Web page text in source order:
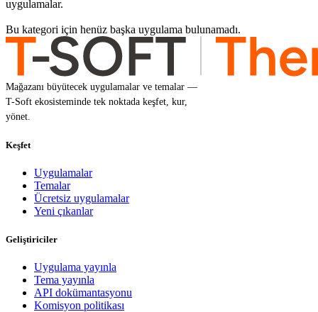
uygulamalar.
Bu kategori için henüz başka uygulama bulunamadı.
Mağazanı büyütecek uygulamalar ve temalar —
T-Soft ekosisteminde tek noktada keşfet, kur,
yönet.
Keşfet
Uygulamalar
Temalar
Ücretsiz uygulamalar
Yeni çıkanlar
Geliştiriciler
Uygulama yayınla
Tema yayınla
API dokümantasyonu
Komisyon politikası